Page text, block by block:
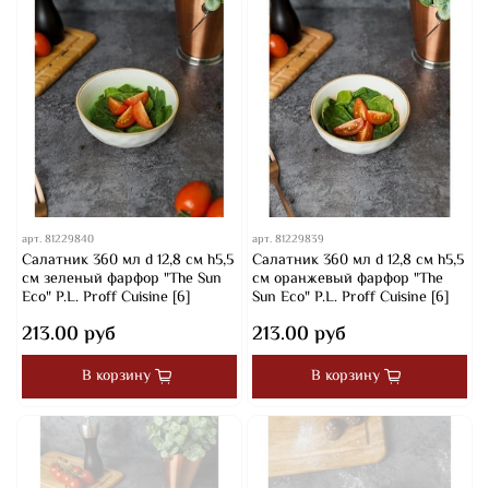
арт.81229840
Салатник 360 мл d 12,8 см h5,5
см зеленый фарфор "The Sun
Eco" P.L. Proff Cuisine [6]
213.00 руб
В корзину
арт.81229839
Салатник 360 мл d 12,8 см h5,5
см оранжевый фарфор "The
Sun Eco" P.L. Proff Cuisine [6]
213.00 руб
В корзину